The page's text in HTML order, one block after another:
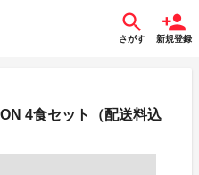
さがす 新規登録
4食セット（配送料込